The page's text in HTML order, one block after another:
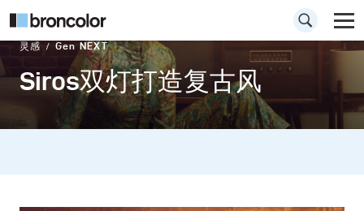
灵感 Gen NEXT
Siros双灯打造复古风